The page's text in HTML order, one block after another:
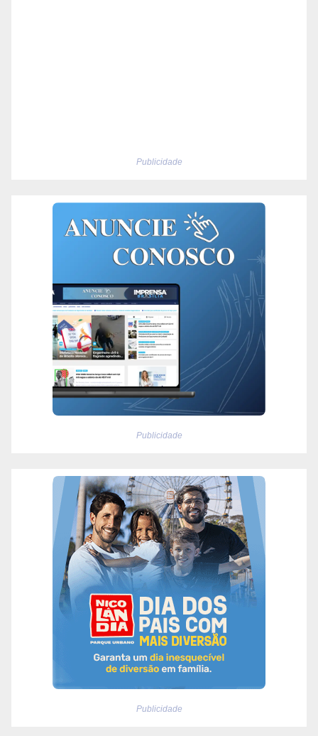
Publicidade
Publicidade
Publicidade